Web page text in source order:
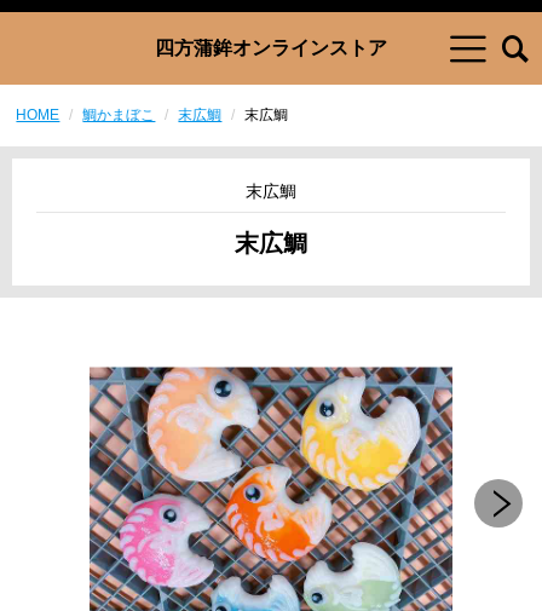
四方蒲鉾オンラインストア
HOME 鯛かまぼこ 末広鯛 末広鯛
末広鯛
末広鯛